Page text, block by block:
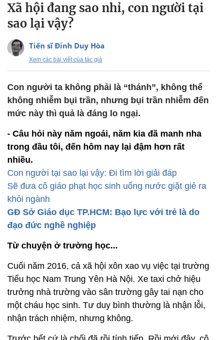
Xã hội đang sao nhỉ, con người tại
sao lại vậy?
Tiến sĩ Đinh Duy Hòa
Xem các bài viết của tác giả
Con người ta không phải là “thánh”, không thể
không nhiễm bụi trần, nhưng bụi trần nhiễm đến
mức này thì quả là đáng lo ngại.
- Câu hỏi này năm ngoái, năm kia đã manh nha
trong đầu tôi, đến hôm nay lại đậm hơn rất
nhiều.
Con người tại sao lại vậy: Đi tìm lời giải đáp
Sẽ đưa cô giáo phạt học sinh uống nước giặt giẻ ra
khỏi ngành
GĐ Sở Giáo dục TP.HCM: Bạo lực với trẻ là do
đạo đức nghề nghiệp
Từ chuyện ở trường học...
Cuối năm 2016, cả xã hội xôn xao vụ việc tại trường
Tiểu học Nam Trung Yên Hà Nội. Xe taxi chở hiệu
trưởng nhà trường vào sân trường gây tai nạn cho
một cháu học sinh. Tư duy bình thường là nhận lỗi,
nhận trách nhiệm, nhưng không.